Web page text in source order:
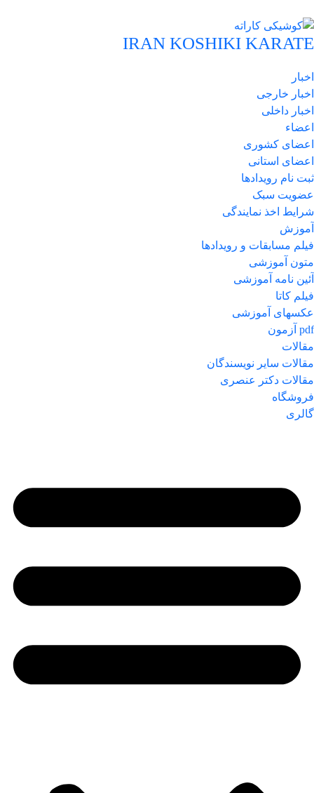
IRAN KOSHIKI KARATE
اخبار
اخبار خارجی
اخبار داخلی
اعضاء
اعضای کشوری
اعضای استانی
ثبت نام رویدادها
عضویت سبک
شرایط اخذ نمایندگی
آموزش
فیلم مسابقات و رویدادها
متون آموزشی
آئین نامه آموزشی
فیلم کاتا
عکسهای آموزشی
pdf آزمون
مقالات
مقالات سایر نویسندگان
مقالات دکتر عنصری
فروشگاه
گالری